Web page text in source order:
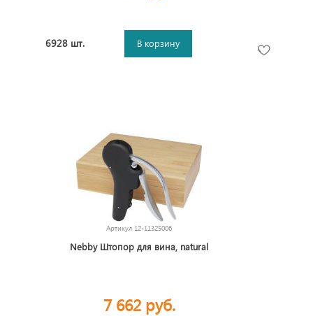
6928 шт. В корзину
Артикул 12-11325006
Nebby Штопор для вина, natural
7 662 руб.